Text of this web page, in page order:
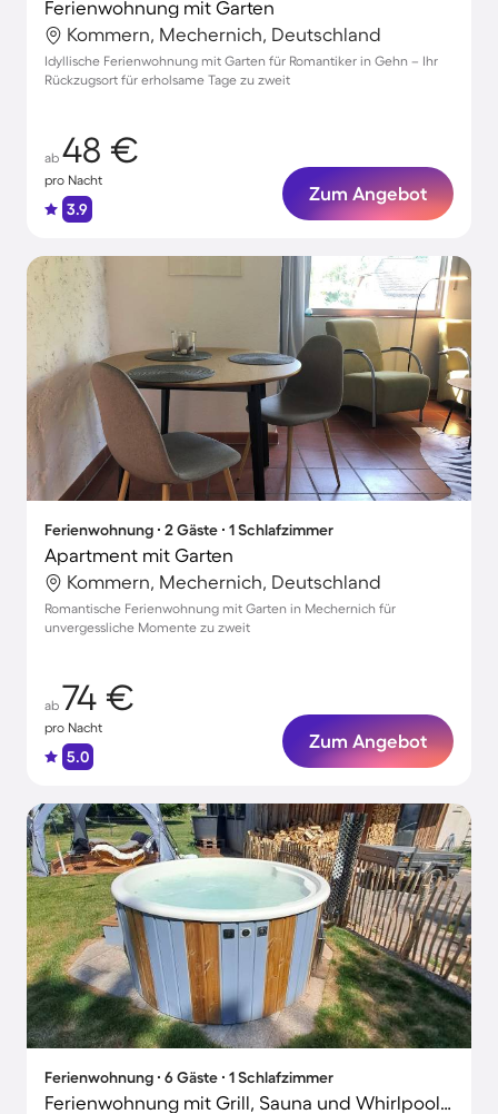
Ferienwohnung mit Garten
Kommern, Mechernich, Deutschland
Idyllische Ferienwohnung mit Garten für Romantiker in Gehn – Ihr
Rückzugsort für erholsame Tage zu zweit
ab 48 €
pro Nacht
3.9
Zum Angebot
Ferienwohnung ∙ 2 Gäste ∙ 1 Schlafzimmer
Apartment mit Garten
Kommern, Mechernich, Deutschland
Romantische Ferienwohnung mit Garten in Mechernich für
unvergessliche Momente zu zweit
ab 74 €
pro Nacht
5.0
Zum Angebot
Ferienwohnung ∙ 6 Gäste ∙ 1 Schlafzimmer
Ferienwohnung mit Grill, Sauna und Whirlpool | Naturblick